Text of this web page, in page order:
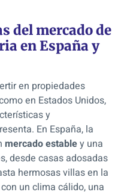
del mercado de
en España y
en propiedades
en Estados Unidos,
y
En España, la
mercado establey una
desde casas adosadas
hermosas villas en la
un clima cálido, una